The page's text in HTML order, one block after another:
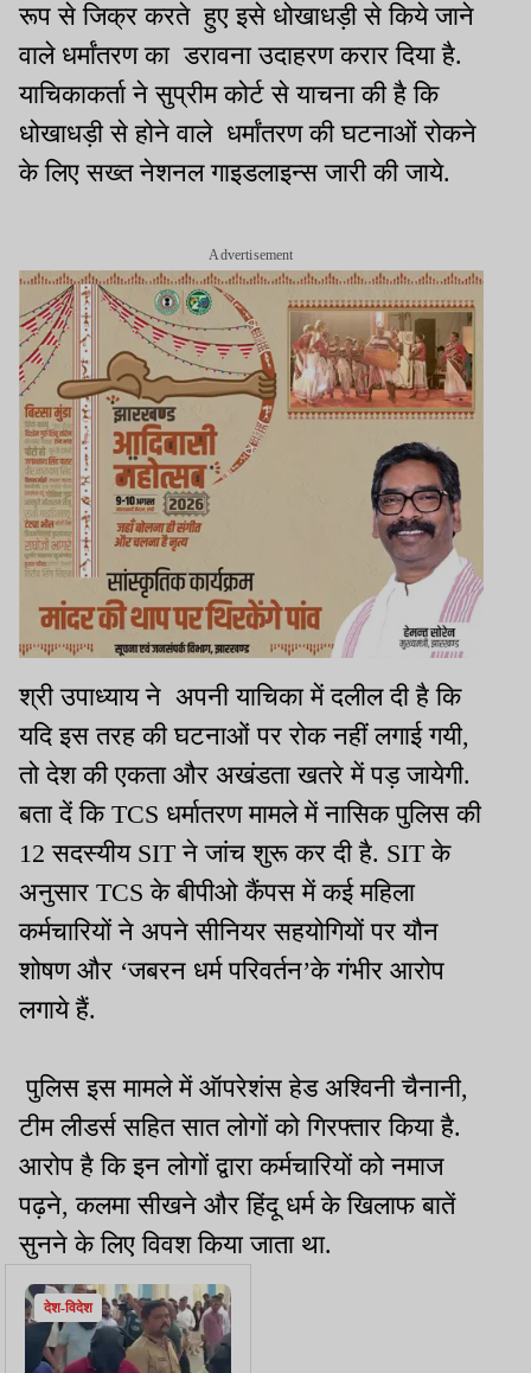
रूप से जिक्र करते हुए इसे धोखाधड़ी से किये जाने
वाले धर्मांतरण का डरावना उदाहरण करार दिया है.
याचिकाकर्ता ने सुप्रीम कोर्ट से याचना की है कि
धोखाधड़ी से होने वाले धर्मांतरण की घटनाओं रोकने
के लिए सख्त नेशनल गाइडलाइन्स जारी की जाये.
Advertisement
श्री उपाध्याय ने अपनी याचिका में दलील दी है कि
यदि इस तरह की घटनाओं पर रोक नहीं लगाई गयी,
तो देश की एकता और अखंडता खतरे में पड़ जायेगी.
बता दें कि TCS धर्मातरण मामले में नासिक पुलिस की
12 सदस्यीय SIT ने जांच शुरू कर दी है. SIT के
अनुसार TCS के बीपीओ कैंपस में कई महिला
कर्मचारियों ने अपने सीनियर सहयोगियों पर यौन
शोषण और ‘जबरन धर्म परिवर्तन’के गंभीर आरोप
लगाये हैं.
पुलिस इस मामले में ऑपरेशंस हेड अश्विनी चैनानी,
टीम लीडर्स सहित सात लोगों को गिरफ्तार किया है.
आरोप है कि इन लोगों द्वारा कर्मचारियों को नमाज
पढ़ने, कलमा सीखने और हिंदू धर्म के खिलाफ बातें
सुनने के लिए विवश किया जाता था.
देश-विदेश